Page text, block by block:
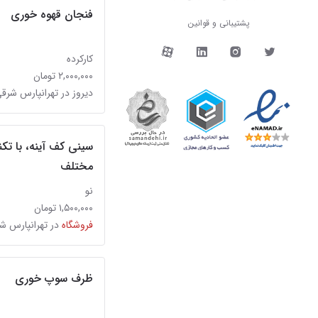
پشتیبانی و قوانین
دیوار در شبکه‌های
فنجان قهوه خوری
کارکرده
۲,۰۰۰,۰۰۰ تومان
دیروز در تهرانپارس
سینی کف آینه، با
مختلف
نو
۱,۵۰۰,۰۰۰ تومان
فروشگاهدر تهرانپارس
ظرف سوپ خوری